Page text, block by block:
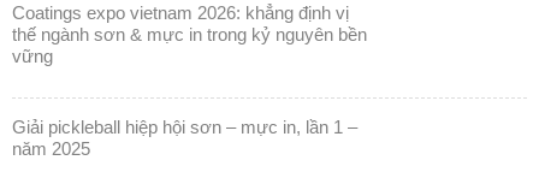
coatings expo vietnam 2026: khẳng định vị
thế ngành sơn & mực in trong kỷ nguyên bền
vững
giải pickleball hiệp hội sơn – mực in, lần 1 –
năm 2025